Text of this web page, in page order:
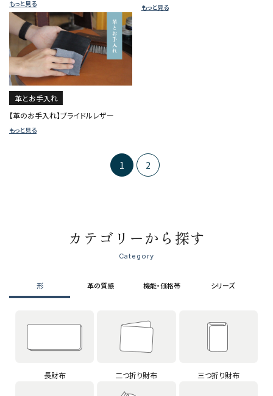
もっと見る もっと見る
革とお手入れ
【革のお手入れ】ブライドルレザー
もっと見る
1 2
カテゴリーから探す
Category
形 革の質感 機能・価格帯 シリーズ
長財布 二つ折り財布 三つ折り財布